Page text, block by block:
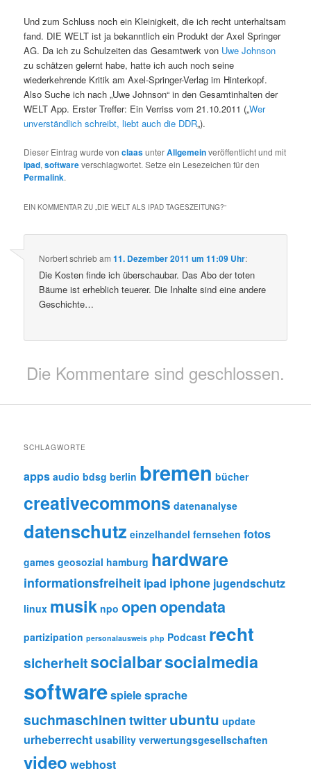
Und zum Schluss noch ein Kleinigkeit, die ich recht unterhaltsam
fand. DIE WELT ist ja bekanntlich ein Produkt der Axel Springer
AG. Da ich zu Schulzeiten das Gesamtwerk von Uwe Johnson
zu schätzen gelernt habe, hatte ich auch noch seine
wiederkehrende Kritik am Axel-Springer-Verlag im Hinterkopf.
Also Suche ich nach „Uwe Johnson“ in den Gesamtinhalten der
WELT App. Erster Treffer: Ein Verriss vom 21.10.2011 („Wer
unverständlich schreibt, liebt auch die DDR„).
Dieser Eintrag wurde vonclaasunterAllgemeinveröffentlicht und mit
ipad,softwareverschlagwortet. Setze ein Lesezeichen für den
Permalink.
EIN KOMMENTAR ZU „ DIE WELT ALS IPAD TAGESZEITUNG?“
Norbertschriebam11. Dezember 2011 um 11:09 Uhr:
Die Kosten finde ich überschaubar. Das Abo der toten
Bäume ist erheblich teuerer. Die Inhalte sind eine andere
Geschichte…
Die Kommentare sind geschlossen.
SCHLAGWORTE
apps audio bdsg berlin bremen bücher
creativecommons datenanalyse
datenschutz einzelhandel fernsehen fotos
games geosozial hamburg hardware
informationsfreiheit ipad iphone jugendschutz
linux musik npo openopendata
partizipation personalausweis php Podcast recht
sicherheitsocialbarsocialmedia
softwarespielesprache
suchmaschinentwitterubuntu update
urheberrecht usability verwertungsgesellschaften
video webhost